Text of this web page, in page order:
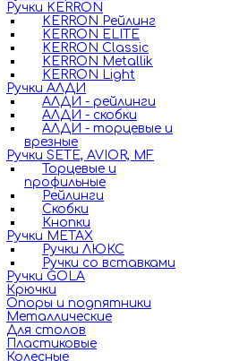
Ручки KERRON
KERRON Рейлинг
KERRON ELITE
KERRON Classic
KERRON Metallik
KERRON Light
Ручки АЛДИ
АЛДИ - рейлинги
АЛДИ - скобки
АЛДИ - торцевые и
врезные
Ручки SETE, AVIOR, MF
Торцевые и
профильные
Рейлинги
Скобки
Кнопки
Ручки METAX
Ручки ЛЮКС
Ручки со вставками
Ручки GOLA
Крючки
Опоры и подпятники
Металлические
Для столов
Пластиковые
Колесные